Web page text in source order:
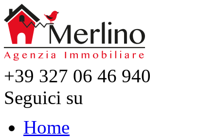
+39 327 06 46 940
Seguici su
Home